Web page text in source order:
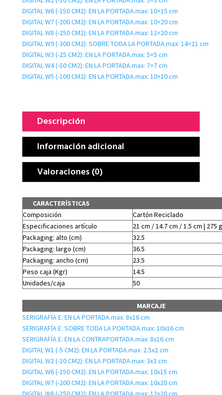
DIGITAL W6 (-150 CM2): EN LA PORTADA.max: 10×15 cm
DIGITAL W7 (-200 CM2): EN LA PORTADA.max: 10×20 cm
DIGITAL W8 (-250 CM2): EN LA PORTADA.max: 12×20 cm
DIGITAL W9 (-300 CM2): SOBRE TODA LA PORTADA.max: 14×21 cm
DIGITAL W3 (-25 CM2): EN LA PORTADA.max: 5×5 cm
DIGITAL W4 (-50 CM2): EN LA PORTADA.max: 7×7 cm
DIGITAL W5 (-100 CM2): EN LA PORTADA.max: 10×10 cm
Descripción
Información adicional
Valoraciones (0)
CARACTERÍSTICAS
Composición
Cartón Reciclado
Especificaciones artículo
21 cm / 14.7 cm / 1.5 cm | 275
Packaging: alto (cm)
32.5
Packaging: largo (cm)
36.5
Packaging: ancho (cm)
23.5
Peso caja (Kgr)
14.5
Unidades/caja
50
MARCAJE
SERIGRAFÍA E: EN LA PORTADA.max: 8x16 cm
SERIGRAFÍA E: SOBRE TODA LA PORTADA.max: 10x16 cm
SERIGRAFÍA E: EN LA CONTRAPORTADA.max: 8x16 cm
DIGITAL W1 (-5 CM2): EN LA PORTADA.max: 2.5x2 cm
DIGITAL W2 (-10 CM2): EN LA PORTADA.max: 3x3 cm
DIGITAL W6 (-150 CM2): EN LA PORTADA.max: 10x15 cm
DIGITAL W7 (-200 CM2): EN LA PORTADA.max: 10x20 cm